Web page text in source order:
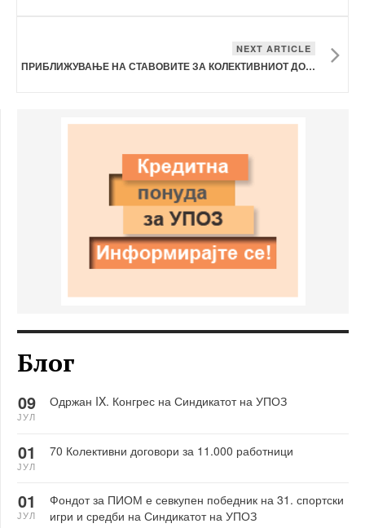
NEXT ARTICLE
ПРИБЛИЖУВАЊЕ НА СТАВОВИТЕ ЗА КОЛЕКТИВНИОТ ДОГОВОР ПОМЕЃУ СИНДИКАТОТ НА УПОЗ И МИОА
Блог
Одржан IX. Конгрес на Синдикатот на УПОЗ
09
ЈУЛ
70 Колективни договори за 11.000 работници
01
ЈУЛ
Фондот за ПИОМ е севкупен победник на 31. спортски
игри и средби на Синдикатот на УПОЗ
01
ЈУЛ